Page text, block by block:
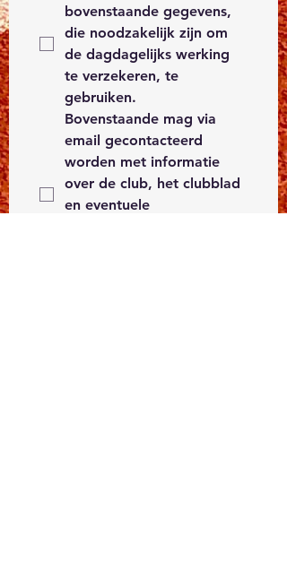
bovenstaande gegevens,
die noodzakelijk zijn om
de dagdagelijks werking
te verzekeren, te
gebruiken.
Bovenstaande mag via
email gecontacteerd
worden met informatie
over de club, het clubblad
en eventuele